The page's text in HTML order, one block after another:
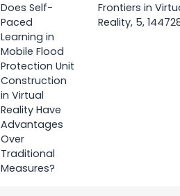
Does Self-
Paced
Learning in
Mobile Flood
Protection Unit
Construction
in Virtual
Reality Have
Advantages
Over
Traditional
Measures?
Frontiers in
Reality, 5,